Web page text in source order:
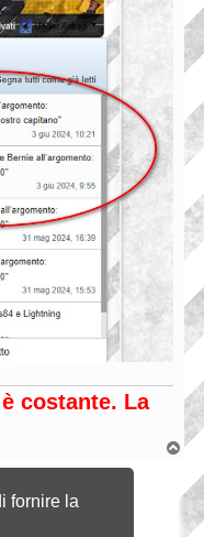
fornire la
costante. La
T